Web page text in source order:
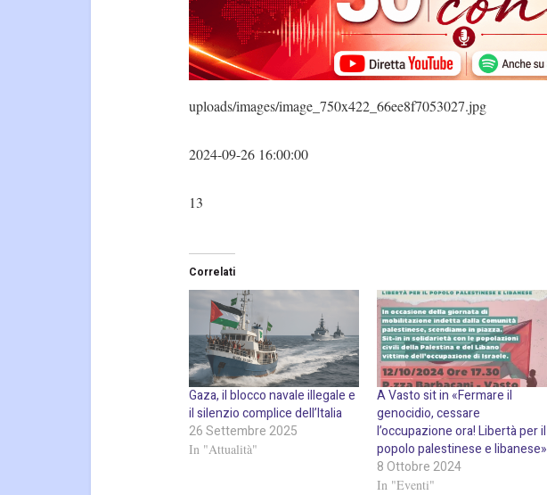
uploads/images/image_750x422_66ee8f7053027.jpg
2024-09-26 16:00:00
13
Correlati
Gaza, il blocco navale illegale e
il silenzio complice dell’Italia
26 Settembre 2025
In "Attualità"
A Vasto sit in «Fermare il
genocidio, cessare
l’occupazione ora! Libertà per il
popolo palestinese e libanese»
8 Ottobre 2024
In "Eventi"